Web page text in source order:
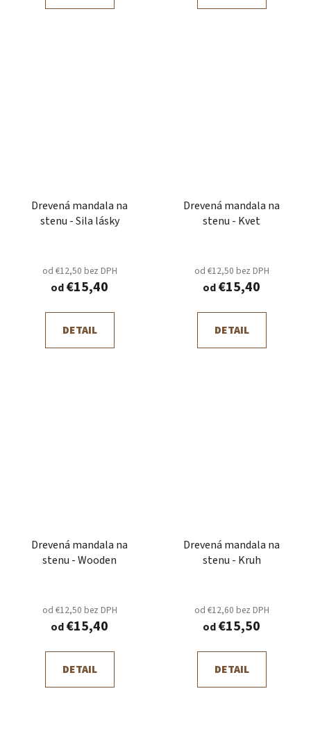
Drevená mandala na
stenu - Sila lásky
od €12,50 bez DPH
od€15,40
DETAIL
Drevená mandala na
stenu - Kvet
od €12,50 bez DPH
od€15,40
DETAIL
Drevená mandala na
stenu - Wooden
od €12,50 bez DPH
od€15,40
DETAIL
Drevená mandala na
stenu - Kruh
od €12,60 bez DPH
od€15,50
DETAIL